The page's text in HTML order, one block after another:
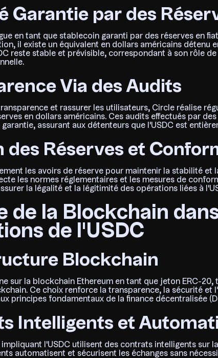
Garantie par des
en tant que stablecoin garanti par des réserves en
il existe un équivalent en dollars américains détenu
reste stable et prévisible, correspondant à son rôle
Via des Audits
et rassurer les utilisateurs, Circle réalise
en dollars américains. Ces audits effectués par
assurant aux détenteurs que l'USDC est
des Réserves et
les avoirs de réserve pour maintenir la stabilité et
les normes réglementaires et les mesures de
la légalité et la légitimité des opérations liées à
de la Blockchain
de l'USDC
Blockchain
sur la blockchain Ethereum en tant que jeton ERC-
Ce choix renforce la transparence, la sécurité et
principes fondamentaux de la finance décentralisée
Intelligents et
impliquant l'USDC utilisent des contrats intelligents sur
automatisent et sécurisent les échanges sans